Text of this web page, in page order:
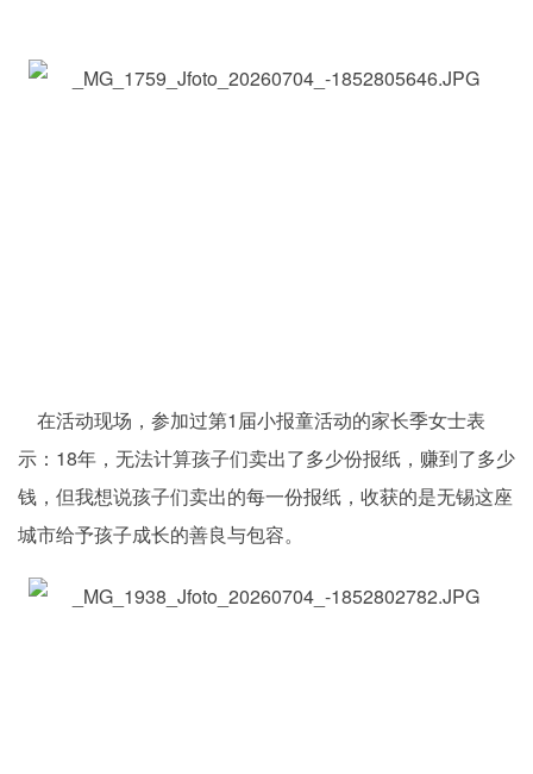
在活动现场，参加过第1届小报童活动的家长季女士表
示：18年，无法计算孩子们卖出了多少份报纸，赚到了多少
钱，但我想说孩子们卖出的每一份报纸，收获的是无锡这座
城市给予孩子成长的善良与包容。